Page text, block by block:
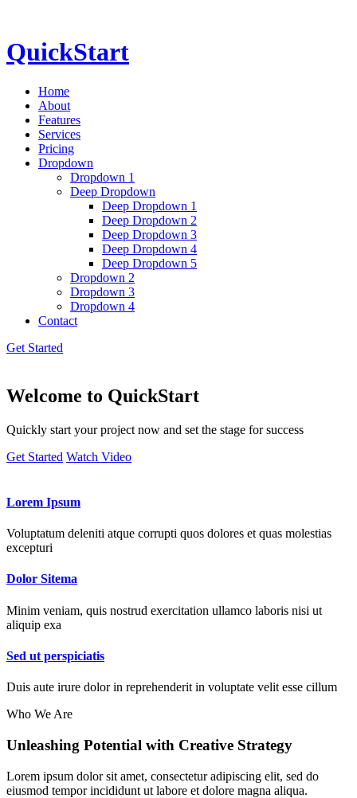
QuickStart
Home
About
Features
Services
Pricing
Dropdown
Dropdown 1
Deep Dropdown
Deep Dropdown 1
Deep Dropdown 2
Deep Dropdown 3
Deep Dropdown 4
Deep Dropdown 5
Dropdown 2
Dropdown 3
Dropdown 4
Contact
Get Started
Welcome to QuickStart
Quickly start your project now and set the stage for success
Get Started Watch Video
Lorem Ipsum
Voluptatum deleniti atque corrupti quos dolores et quas molestias
excepturi
Dolor Sitema
Minim veniam, quis nostrud exercitation ullamco laboris nisi ut
aliquip exa
Sed ut perspiciatis
Duis aute irure dolor in reprehenderit in voluptate velit esse cillum
Who We Are
Unleashing Potential with Creative Strategy
Lorem ipsum dolor sit amet, consectetur adipiscing elit, sed do
eiusmod tempor incididunt ut labore et dolore magna aliqua.